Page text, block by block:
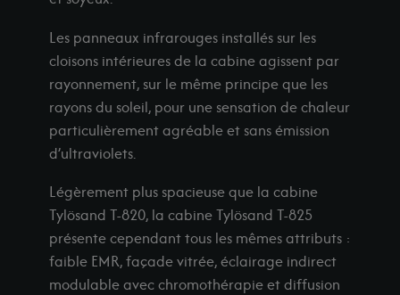
showrooms
Demander un devis
Les panneaux infrarouges installés sur les
cloisons intérieures de la cabine agissent par
rayonnement, sur le même principe que les
rayons du soleil, pour une sensation de chaleur
particulièrement agréable et sans émission
d’ultraviolets.
Légèrement plus spacieuse que la cabine
Tylösand T-820, la cabine Tylösand T-825
présente cependant tous les mêmes attributs :
faible EMR, façade vitrée, éclairage indirect
modulable avec chromothérapie et diffusion